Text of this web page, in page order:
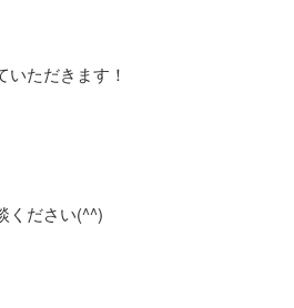
ただきます！
ください(^^)